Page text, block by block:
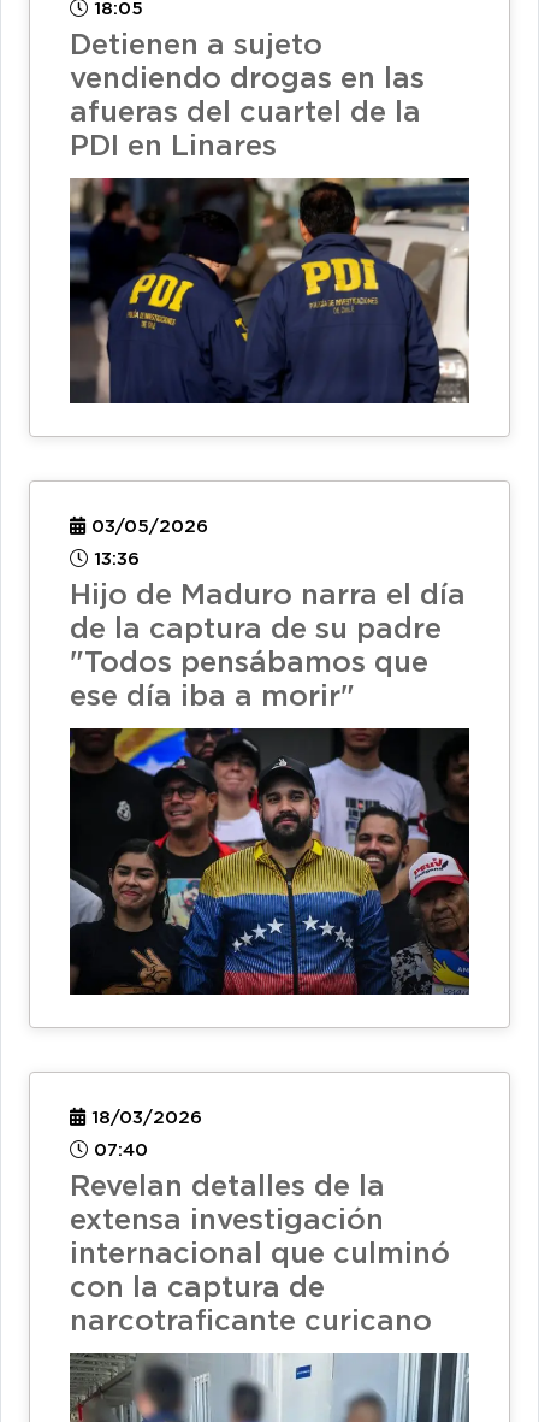
18:05
Detienen a sujeto
vendiendo drogas en las
afueras del cuartel de la
PDI en Linares
03/05/2026
13:36
Hijo de Maduro narra el día
de la captura de su padre
"Todos pensábamos que
ese día iba a morir"
18/03/2026
07:40
Revelan detalles de la
extensa investigación
internacional que culminó
con la captura de
narcotraficante curicano